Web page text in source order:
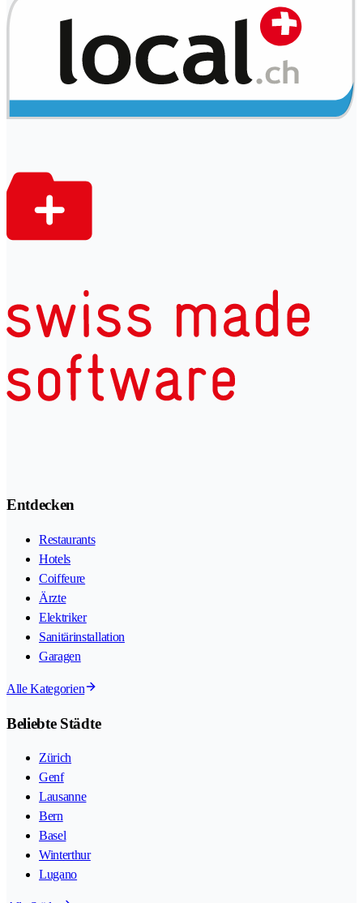
Entdecken
Restaurants
Hotels
Coiffeure
Ärzte
Elektriker
Sanitärinstallation
Garagen
Alle Kategorien
Beliebte Städte
Zürich
Genf
Lausanne
Bern
Basel
Winterthur
Lugano